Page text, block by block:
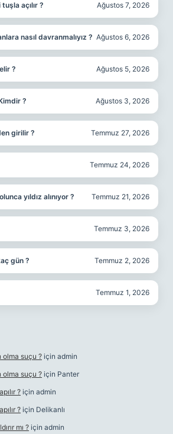
açılır ? Ağustos 7, 2026
nasıl davranmalıyız ? Ağustos 6, 2026
? Ağustos 5, 2026
? Ağustos 3, 2026
girilir ? Temmuz 27, 2026
Temmuz 24, 2026
yıldız alınıyor ? Temmuz 21, 2026
Temmuz 3, 2026
gün ? Temmuz 2, 2026
Temmuz 1, 2026
olma suçu ? için admin
olma suçu ? için Panter
? için admin
? için Delikanlı
mı ? için admin